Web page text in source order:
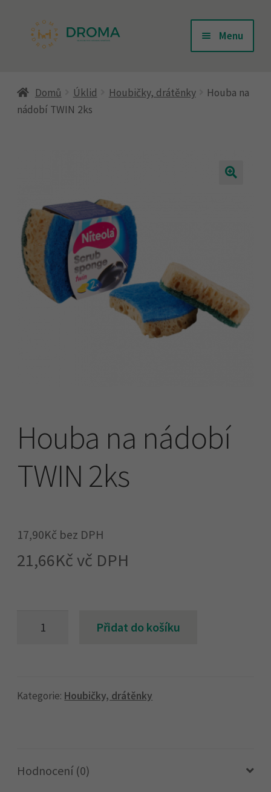
Přeskočit
Přejít
webu
Menu
Doprava
Můj účet
Náhradní plnění
Domů Úklid Houbičky, drátěnky
Houba na
nádobí TWIN 2ks
Houba na nádobí
TWIN 2ks
17,90Kč bez DPH
21,66Kčvč DPH
2ks
Přidat do košíku
Kategorie: Houbičky, drátěnky
Hodnocení (0)